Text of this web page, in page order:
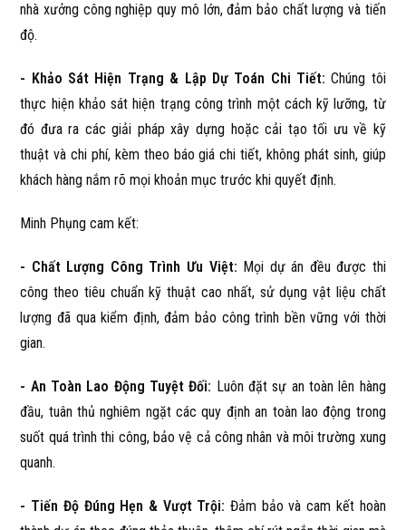
nhà xưởng công nghiệp quy mô lớn, đảm bảo chất lượng và tiến
độ.
- Khảo Sát Hiện Trạng & Lập Dự Toán Chi Tiết: Chúng tôi
thực hiện khảo sát hiện trạng công trình một cách kỹ lưỡng, từ
đó đưa ra các giải pháp xây dựng hoặc cải tạo tối ưu về kỹ
thuật và chi phí, kèm theo báo giá chi tiết, không phát sinh, giúp
khách hàng nắm rõ mọi khoản mục trước khi quyết định.
Minh Phụng cam kết:
- Chất Lượng Công Trình Ưu Việt: Mọi dự án đều được thi
công theo tiêu chuẩn kỹ thuật cao nhất, sử dụng vật liệu chất
lượng đã qua kiểm định, đảm bảo công trình bền vững với thời
gian.
- An Toàn Lao Động Tuyệt Đối: Luôn đặt sự an toàn lên hàng
đầu, tuân thủ nghiêm ngặt các quy định an toàn lao động trong
suốt quá trình thi công, bảo vệ cả công nhân và môi trường xung
quanh.
- Tiến Độ Đúng Hẹn & Vượt Trội: Đảm bảo và cam kết hoàn